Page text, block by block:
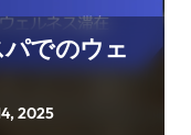
でのウェ
2025